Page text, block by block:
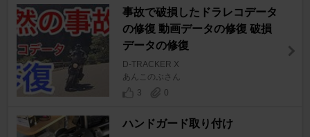
事故で破損したドラレコデータ
の修復 動画データの修復 破損
データの修復
D-TRACKER X
あんこのぶさん
3
0
ハンドガード取り付け